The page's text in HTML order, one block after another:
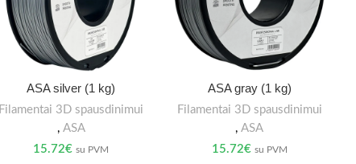
ASA silver (1 kg)
Filamentai 3D spausdinimui
, ASA
15.72€ su PVM
ASA gray (1 kg)
Filamentai 3D spausdinimui
,ASA
15.72€ su PVM